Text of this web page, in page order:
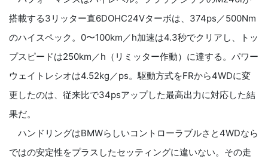
搭載する3リッター直6DOHC24Vターボは、374ps／500Nm
のハイスペック。0〜100km／h加速は4.3秒でクリアし、トッ
プスピードは250km／h（リミッター作動）に達する。パワー
ウェイトレシオは4.52kg／ps。駆動方式をFRから4WDに変
更したのは、従来比で34psアップした最高出力に対応した結
果だ。
ハンドリングはBMWらしいコントローラブルさと4WDなら
ではの安定性をプラスしたセッティングに違いない。その走